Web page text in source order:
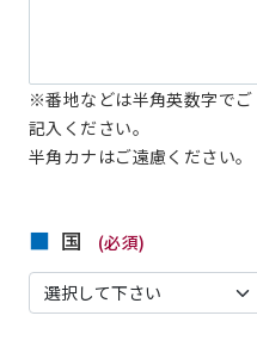
※番地などは半角英数字でご
記入ください。
半角カナはご遠慮ください。
国 (必須)